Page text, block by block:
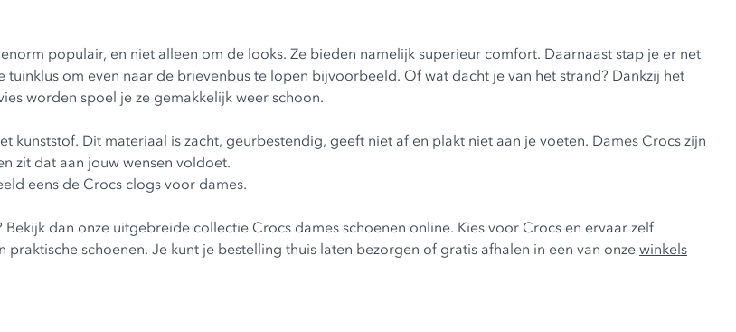
populair, en niet alleen om de looks. Ze bieden namelijk superieur comfort. Daarnaast stap je er net
om even naar de brievenbus te lopen bijvoorbeeld. Of wat dacht je van het strand? Dankzij het
worden spoel je ze gemakkelijk weer schoon.
kunststof. Dit materiaal is zacht, geurbestendig, geeft niet af en plakt niet aan je voeten. Dames Crocs zijn
zit dat aan jouw wensen voldoet.
eens de Crocs clogs voor dames.
dan onze uitgebreide collectie Crocs dames schoenen online. Kies voor Crocs en ervaar zelf
schoenen. Je kunt je bestelling thuis laten bezorgen of gratis afhalen in een van onze winkels